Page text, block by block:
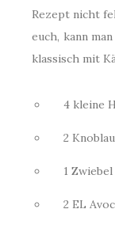
Rezept nicht
euch, kann
klassisch mit
4 kleine
2
1 Zwiebel
2 EL